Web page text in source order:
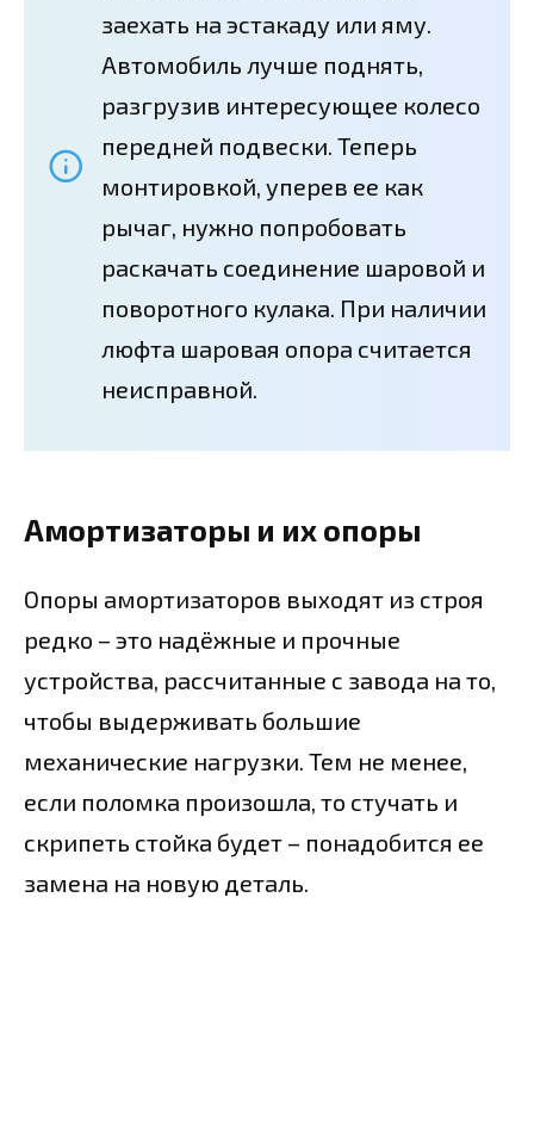
заехать на эстакаду или яму.
Автомобиль лучше поднять,
разгрузив интересующее колесо
передней подвески. Теперь
монтировкой, уперев ее как
рычаг, нужно попробовать
раскачать соединение шаровой и
поворотного кулака. При наличии
люфта шаровая опора считается
неисправной.
Амортизаторы и их опоры
Опоры амортизаторов выходят из строя
редко – это надёжные и прочные
устройства, рассчитанные с завода на то,
чтобы выдерживать большие
механические нагрузки. Тем не менее,
если поломка произошла, то стучать и
скрипеть стойка будет – понадобится ее
замена на новую деталь.